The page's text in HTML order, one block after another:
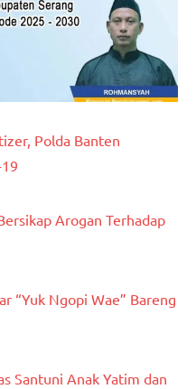
Polda Banten
Arogan Terhadap
“Yuk Ngopi Wae” Bareng
Santuni Anak Yatim dan